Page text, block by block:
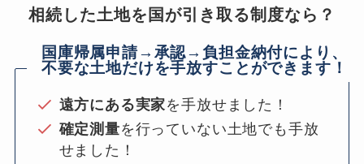
相続した土地を国が引き取る制度なら？
国庫帰属申請→承認→負担金納付により、
不要な土地だけを手放すことができます！
遠方にある実家を手放せました！
確定測量を行っていない土地でも手放
せました！